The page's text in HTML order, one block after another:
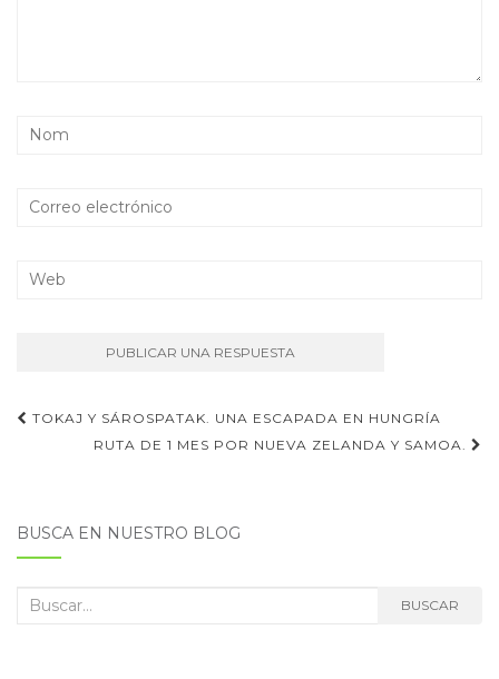
Navegación
TOKAJ Y SÁROSPATAK. UNA ESCAPADA EN HUNGRÍA
RUTA DE 1 MES POR NUEVA ZELANDA Y SAMOA.
BUSCA EN NUESTRO BLOG
Buscar: BUSCAR